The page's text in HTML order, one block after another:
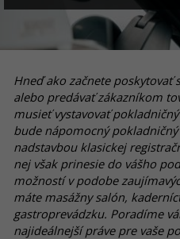
Hneď ako začnete
alebo predávať zákazníkom
musieť vystavovať
bude nápomocný
nadstavbou klasickej
nej však prinesie do vášho
možností v podobe
máte masážny salón,
gastroprevádzku. Poradíme
najideálnejší práve pre vaše